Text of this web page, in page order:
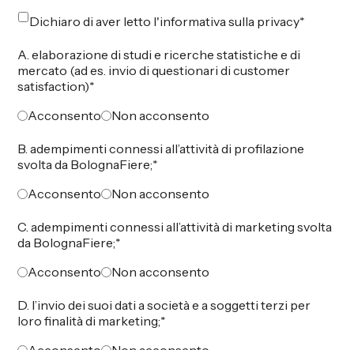
Dichiaro di aver letto l'informativa sulla privacy*
A. elaborazione di studi e ricerche statistiche e di
mercato (ad es. invio di questionari di customer
satisfaction)*
Acconsento
Non acconsento
B. adempimenti connessi all’attività di profilazione
svolta da BolognaFiere;*
Acconsento
Non acconsento
C. adempimenti connessi all’attività di marketing svolta
da BolognaFiere;*
Acconsento
Non acconsento
D. l’invio dei suoi dati a società e a soggetti terzi per
loro finalità di marketing;*